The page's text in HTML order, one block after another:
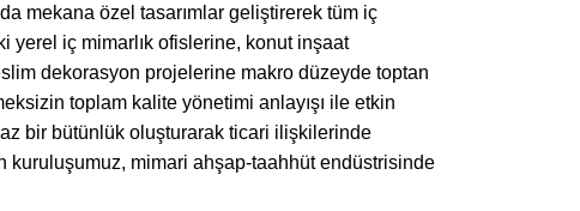
mekana özel tasarımlar geliştirerek tüm iç
yerel iç mimarlık ofislerine, konut inşaat
dekorasyon projelerine makro düzeyde toptan
toplam kalite yönetimi anlayışı ile etkin
bir bütünlük oluşturarak ticari ilişkilerinde
kuruluşumuz, mimari ahşap-taahhüt endüstrisinde